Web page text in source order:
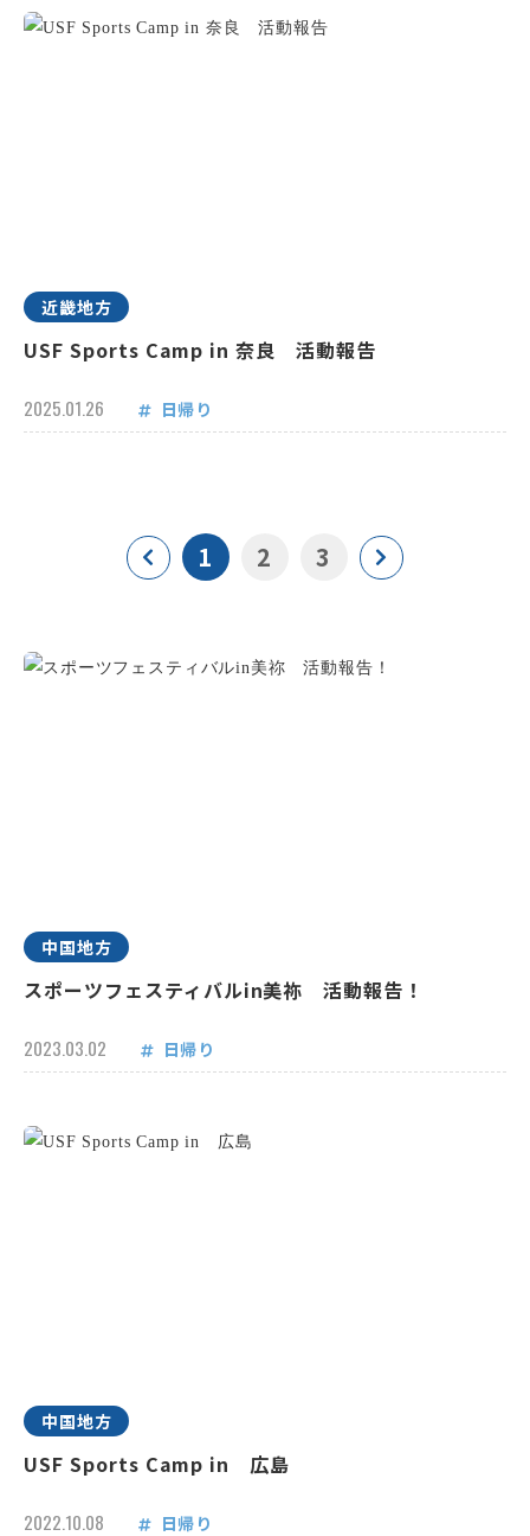
近畿地方
USF Sports Camp in 奈良 活動報告
2025.01.26 日帰り
1 2 3
中国地方
スポーツフェスティバルin美祢 活動報告！
2023.03.02 日帰り
中国地方
USF Sports Camp in 広島
2022.10.08 日帰り